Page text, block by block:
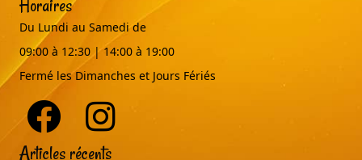
Horaires
Du Lundi au Samedi de
09:00 à 12:30 | 14:00 à 19:00
Fermé les Dimanches et Jours Fériés
Articles récents